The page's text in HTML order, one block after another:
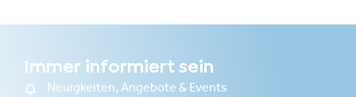
Immer informiert sein
Neuigkeiten, Angebote & Events